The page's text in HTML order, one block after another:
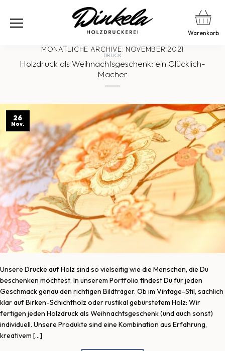
Warenkorb
MONATLICHE ARCHIVE: NOVEMBER 2021
DRUCK
Holzdruck als Weihnachtsgeschenk: ein Glücklich-
Macher
26
Nov.
Unsere Drucke auf Holz sind so vielseitig wie die Menschen, die Du
beschenken möchtest. In unserem Portfolio findest Du für jeden
Geschmack genau den richtigen Bildträger. Ob im Vintage-Stil, sachlich
klar auf Birken-Schichtholz oder rustikal gebürstetem Holz: Wir
fertigen jeden Holzdruck als Weihnachtsgeschenk (und auch sonst)
individuell. Unsere Produkte sind eine Kombination aus Erfahrung,
kreativem […]